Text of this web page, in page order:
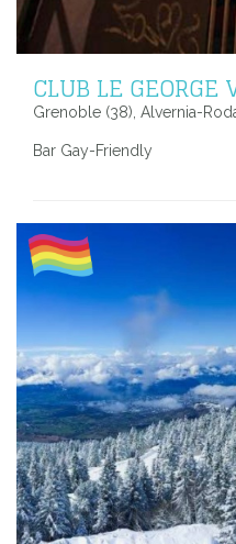
CLUB LE GEORGE
Grenoble (38), Alvernia-
Bar Gay-Friendly